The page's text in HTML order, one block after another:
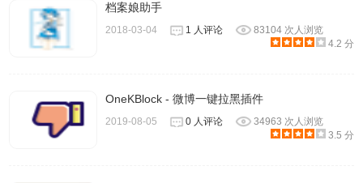
5.在点击打包下载以后，GetAll插件会为用户展示一个下载的
档案娘助手
2018-03-04 1 人评论
83104 次人浏览
4.2 分
OneKBlock - 微博一键拉黑插件
2019-08-05 0 人评论
34963 次人浏览
3.5 分